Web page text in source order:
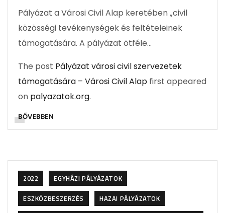
Pályázat a Városi Civil Alap keretében „civil
közösségi tevékenységek és feltételeinek
támogatására. A pályázat ötféle…
The post Pályázat városi civil szervezetek
támogatására – Városi Civil Alap first appeared
on palyazatok.org.
BŐVEBBEN
2022
EGYHÁZI PÁLYÁZATOK
ESZKÖZBESZERZÉS
HAZAI PÁLYÁZATOK